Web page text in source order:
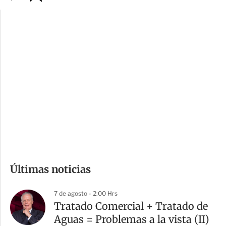
p
p
a
r
t
Últimas noticias
7 de agosto - 2:00 Hrs
Tratado Comercial + Tratado de
Aguas = Problemas a la vista (II)